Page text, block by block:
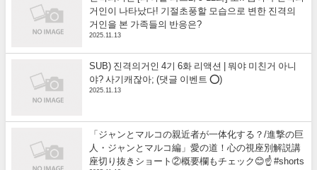
거인이 나타났다! 기절초풍할 모습으로 변한 진격의
거인을 본 가족들의 반응은?
2025.11.13
SUB) 진격의거인 4기 6화 리액션 | 뭐야 미친거 아니
야? 사기캐잖아; (댓글 이벤트 ⭕)
2025.11.13
「ジャンとマルコの親近者が一体化する？/進撃の巨
人・ジャンとマルコ編」愛の道！心の視座別解説講
座切り抜きショート②概要欄もチェック😊☝️ #shorts